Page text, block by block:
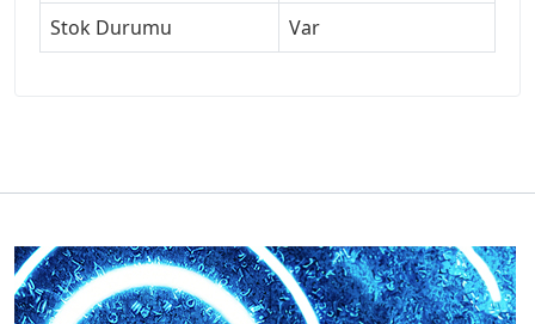
Stok Durumu
Var